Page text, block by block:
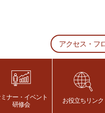
アクセス・フ
ナー・イベント
研修会
お役立ちリンク